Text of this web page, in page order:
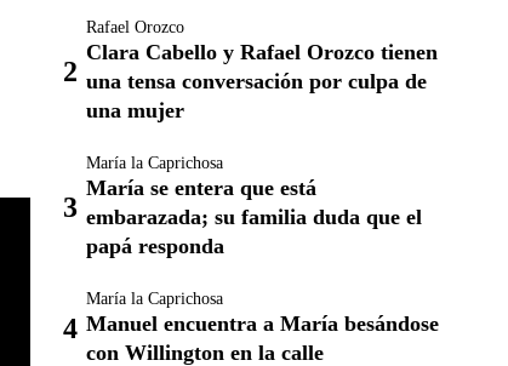
Rafael Orozco
Clara Cabello y Rafael Orozco tienen
una tensa conversación por culpa de
una mujer
María la Caprichosa
María se entera que está
embarazada; su familia duda que el
papá responda
María la Caprichosa
Manuel encuentra a María besándose
con Willington en la calle